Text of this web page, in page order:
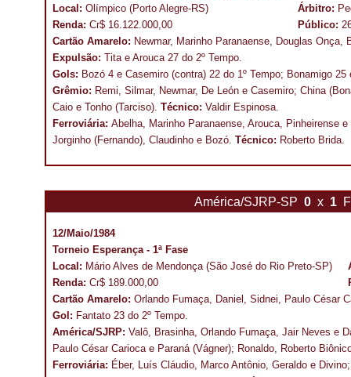
Local: Olímpico (Porto Alegre-RS) Árbitro:
Renda: Cr$ 16.122.000,00 Público:
Cartão Amarelo: Newmar, Marinho Paranaense, Douglas Onça,
Expulsão: Tita e Arouca 27 do 2º Tempo.
Gols: Bozó 4 e Casemiro (contra) 22 do 1º Tempo; Bonamigo
Grêmio: Remi, Silmar, Newmar, De León e Casemiro; China
Caio e Tonho (Tarciso). Técnico: Valdir Espinosa.
Ferroviária: Abelha, Marinho Paranaense, Arouca, Pinheirense
Jorginho (Fernando), Claudinho e Bozó. Técnico: Roberto Brida.
América/SJRP-SP 0 x 1
12/Maio/1984
Torneio Esperança - 1ª Fase
Local: Mário Alves de Mendonça (São José do Rio Preto-SP)
Renda: Cr$ 189.000,00
Cartão Amarelo: Orlando Fumaça, Daniel, Sidnei, Paulo César
Gol: Fantato 23 do 2º Tempo.
América/SJRP: Valô, Brasinha, Orlando Fumaça, Jair Neves e
Paulo César Carioca e Paraná (Vágner); Ronaldo, Roberto
Ferroviária: Éber, Luís Cláudio, Marco Antônio, Geraldo e